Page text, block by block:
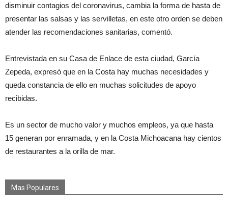
disminuir contagios del coronavirus, cambia la forma de hasta de
presentar las salsas y las servilletas, en este otro orden se deben
atender las recomendaciones sanitarias, comentó.
Entrevistada en su Casa de Enlace de esta ciudad, García
Zepeda, expresó que en la Costa hay muchas necesidades y
queda constancia de ello en muchas solicitudes de apoyo
recibidas.
Es un sector de mucho valor y muchos empleos, ya que hasta
15 generan por enramada, y en la Costa Michoacana hay cientos
de restaurantes a la orilla de mar.
Mas Populares